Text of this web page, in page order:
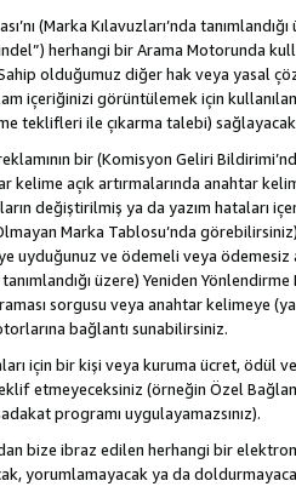
(Marka Kılavuzları’nda
herhangi bir Arama Motorunda
Sahip olduğumuz diğer hak veya yasal
içeriğinizi görüntülemek için
teklifleri ile çıkarma talebi)
bir (Komisyon Geliri
açık artırmalarında anahtar
değiştirilmiş ya da yazım hataları
Marka Tablosu’nda
uyduğunuz ve ödemeli veya
üzere) Yeniden
sorgusu veya anahtar kelimeye
bağlantı sunabilirsiniz.
için bir kişi veya kuruma ücret, ödül
etmeyeceksiniz (örneğin Özel
programı uygulayamazsınız).
bize ibraz edilen herhangi bir
yorumlamayacak ya da